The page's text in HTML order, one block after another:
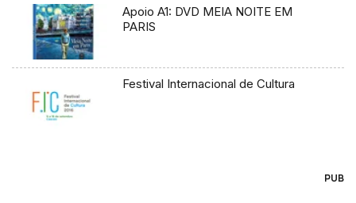
Apoio A1: DVD MEIA NOITE EM
PARIS
Festival Internacional de Cultura
PUB